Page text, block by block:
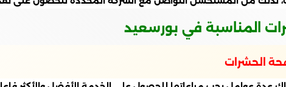
المناسبة في بورسعيد
الحشرات